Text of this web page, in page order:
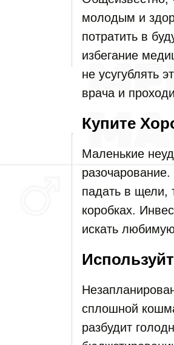
молодым и
потратить в
избегание
не усугублять
врача и
Купите
Маленькие
падать в щели,
коробках.
искать
сплошной
разбудит